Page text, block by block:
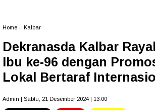
Home Kalbar
Dekranasda Kalbar
Ibu ke-96 dengan
Lokal Bertaraf
Admin | Sabtu, 21 Desember 2024 | 13.00